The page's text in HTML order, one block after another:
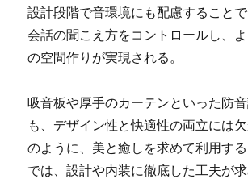
設計段階で音環境にも配慮すること
会話の聞こえ方をコントロールし、
の空間作りが実現される。
吸音板や厚手のカーテンといった防
も、デザイン性と快適性の両立には
のように、美と癒しを求めて利用す
では、設計や内装に徹底した工夫が